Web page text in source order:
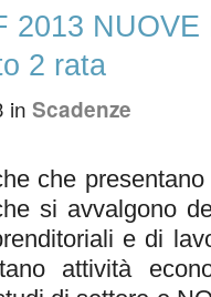
2013
2 rata
in Scadenze
che
si avvalgono
e di
attività